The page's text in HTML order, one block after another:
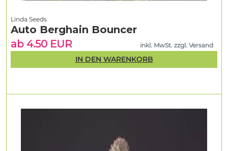
Linda Seeds
Auto Berghain Bouncer
ab 4.50 EUR
inkl. MwSt. zzgl. Versand
IN DEN WARENKORB